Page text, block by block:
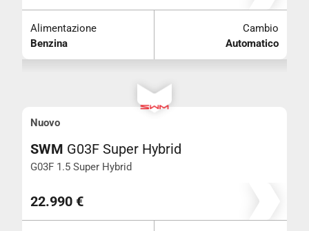
Alimentazione
Benzina
Cambio
Automatico
Nuovo
SWM G03F Super Hybrid
G03F 1.5 Super Hybrid
22.990 €